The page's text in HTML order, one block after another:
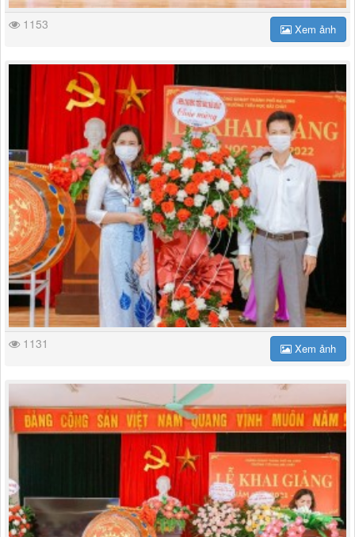
1153 Xem ảnh
1131 Xem ảnh